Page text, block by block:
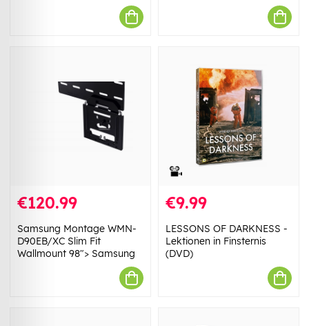
€120.99
Samsung Montage WMN-
D90EB/XC Slim Fit
Wallmount 98"> Samsung
€9.99
LESSONS OF DARKNESS -
Lektionen in Finsternis
(DVD)